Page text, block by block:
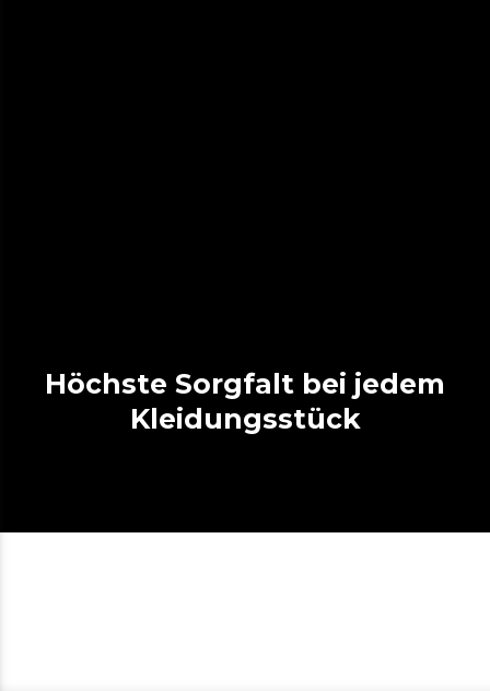
Höchste Sorgfalt bei jedem
Kleidungsstück